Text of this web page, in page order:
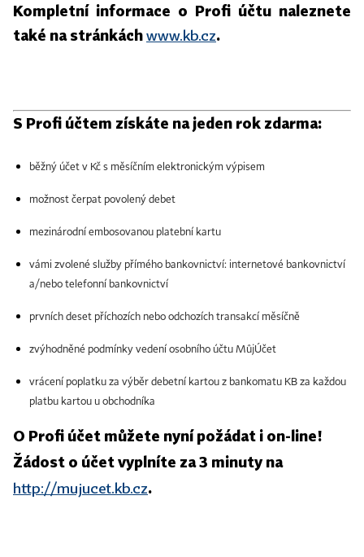
Kompletní informace o Profi účtu naleznete
také na stránkáchwww.kb.cz.
S Profi účtem získáte na jeden rok zdarma:
běžný účet v Kč s měsíčním elektronickým výpisem
možnost čerpat povolený debet
mezinárodní embosovanou platební kartu
vámi zvolené služby přímého bankovnictví: internetové bankovnictví
a/nebo telefonní bankovnictví
prvních deset příchozích nebo odchozích transakcí měsíčně
zvýhodněné podmínky vedení osobního účtu MůjÚčet
vrácení poplatku za výběr debetní kartou z bankomatu KB za každou
platbu kartou u obchodníka
O Profi účet můžete nyní požádat i on-line!
Žádost o účet vyplníte za 3 minuty na
http://mujucet.kb.cz.